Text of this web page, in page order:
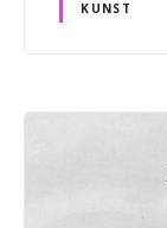
KUNST